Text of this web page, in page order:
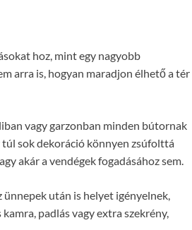
hoz, mint egy nagyobb
arra is, hogyan maradjon élhető a tér
vagy garzonban minden bútornak
túl sok dekoráció könnyen zsúfolttá
akár a vendégek fogadásához sem.
ünnepek után is helyet igényelnek,
padlás vagy extra szekrény,